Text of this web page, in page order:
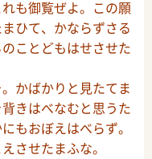
も御覧ぜよ。この願
ひて、かならずさる
ことどもはせさせた
かばかりと見たてま
きはべなむと思うた
もおぼえはべらず。
させたまふな。